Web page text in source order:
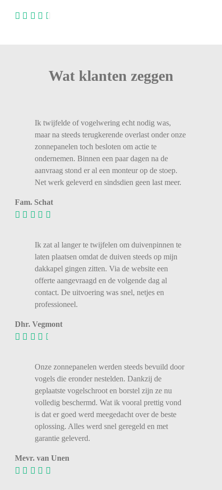
Wat klanten zeggen
Ik twijfelde of vogelwering echt nodig was,
maar na steeds terugkerende overlast onder onze
zonnepanelen toch besloten om actie te
ondernemen. Binnen een paar dagen na de
aanvraag stond er al een monteur op de stoep.
Net werk geleverd en sindsdien geen last meer.
Fam. Schat
Ik zat al langer te twijfelen om duivenpinnen te
laten plaatsen omdat de duiven steeds op mijn
dakkapel gingen zitten. Via de website een
offerte aangevraagd en de volgende dag al
contact. De uitvoering was snel, netjes en
professioneel.
Dhr. Vegmont
Onze zonnepanelen werden steeds bevuild door
vogels die eronder nestelden. Dankzij de
geplaatste vogelschroot en borstel zijn ze nu
volledig beschermd. Wat ik vooral prettig vond
is dat er goed werd meegedacht over de beste
oplossing. Alles werd snel geregeld en met
garantie geleverd.
Mevr. van Unen